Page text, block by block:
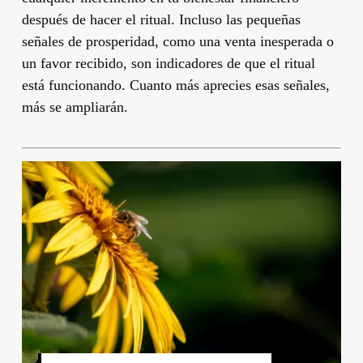
después de hacer el ritual. Incluso las pequeñas
señales de prosperidad, como una venta inesperada o
un favor recibido, son indicadores de que el ritual
está funcionando. Cuanto más aprecies esas señales,
más se ampliarán.